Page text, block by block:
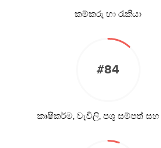
කම්කරු හා රැකියා
#84
කෘෂිකර්ම, වැවිලි, පශු සම්පත්